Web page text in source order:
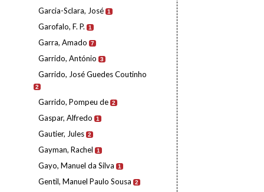
Garcia-Sclara, José 1
Garofalo, F. P. 1
Garra, Amado 7
Garrido, António 3
Garrido, José Guedes Coutinho
2
Garrido, Pompeu de 2
Gaspar, Alfredo 1
Gautier, Jules 2
Gayman, Rachel 1
Gayo, Manuel da Silva 1
Gentil, Manuel Paulo Sousa 2